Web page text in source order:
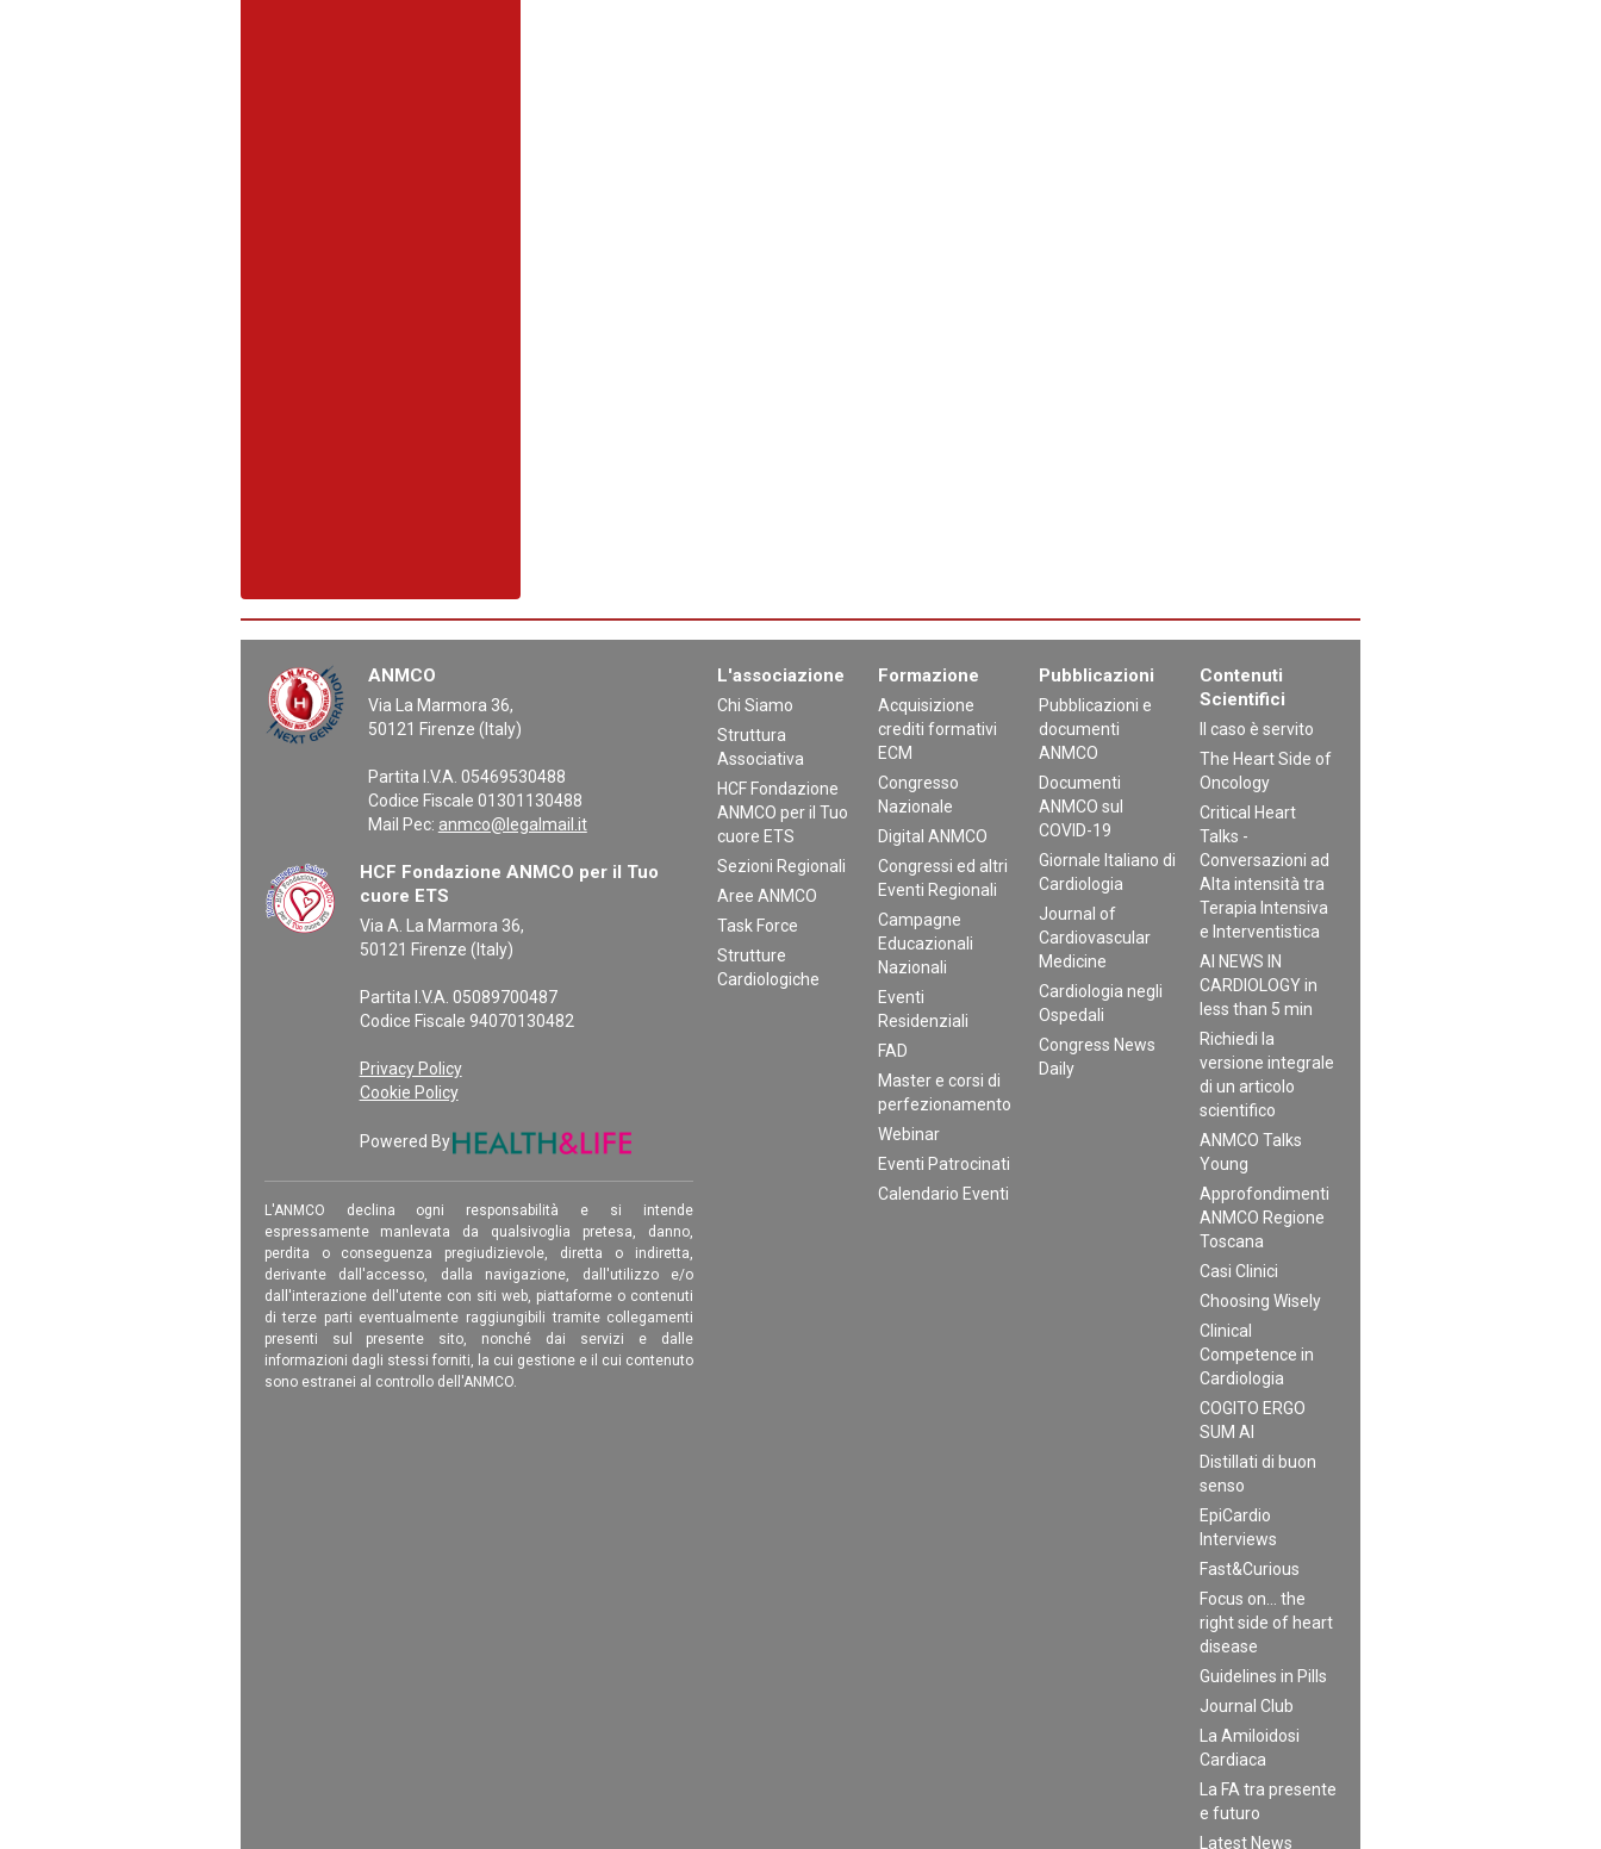
ANMCO
Via La Marmora 36,
50121 Firenze (Italy)
Partita I.V.A. 05469530488
Codice Fiscale 01301130488
Mail Pec: anmco@legalmail.it
HCF Fondazione ANMCO per il Tuo
cuore ETS
Via A. La Marmora 36,
50121 Firenze (Italy)
Partita I.V.A. 05089700487
Codice Fiscale 94070130482
Privacy Policy
Cookie Policy
Powered By
L'ANMCO declina ogni responsabilità e si intende
espressamente manlevata da qualsivoglia pretesa, danno,
perdita o conseguenza pregiudizievole, diretta o indiretta,
derivante dall'accesso, dalla navigazione, dall'utilizzo e/o
dall'interazione dell'utente con siti web, piattaforme o contenuti
di terze parti eventualmente raggiungibili tramite collegamenti
presenti sul presente sito, nonché dai servizi e dalle
informazioni dagli stessi forniti, la cui gestione e il cui contenuto
sono estranei al controllo dell'ANMCO.
L'associazione
Chi Siamo
Struttura
Associativa
HCF Fondazione
ANMCO per il Tuo
cuore ETS
Sezioni Regionali
Aree ANMCO
Task Force
Strutture
Cardiologiche
Formazione
Acquisizione
crediti formativi
ECM
Congresso
Nazionale
Digital ANMCO
Congressi ed altri
Eventi Regionali
Campagne
Educazionali
Nazionali
Eventi
Residenziali
FAD
Master e corsi di
perfezionamento
Webinar
Eventi Patrocinati
Calendario Eventi
Pubblicazioni
Pubblicazioni e
documenti
ANMCO
Documenti
ANMCO sul
COVID-19
Giornale Italiano di
Cardiologia
Journal of
Cardiovascular
Medicine
Cardiologia negli
Ospedali
Congress News
Daily
Contenuti
Scientifici
Il caso è servito
The Heart Side of
Oncology
Critical Heart
Talks -
Conversazioni ad
Alta intensità tra
Terapia Intensiva
e Interventistica
AI NEWS IN
CARDIOLOGY in
less than 5 min
Richiedi la
versione integrale
di un articolo
scientifico
ANMCO Talks
Young
Approfondimenti
ANMCO Regione
Toscana
Casi Clinici
Choosing Wisely
Clinical
Competence in
Cardiologia
COGITO ERGO
SUM AI
Distillati di buon
senso
EpiCardio
Interviews
Fast&Curious
Focus on… the
right side of heart
disease
Guidelines in Pills
Journal Club
La Amiloidosi
Cardiaca
La FA tra presente
e futuro
Latest News